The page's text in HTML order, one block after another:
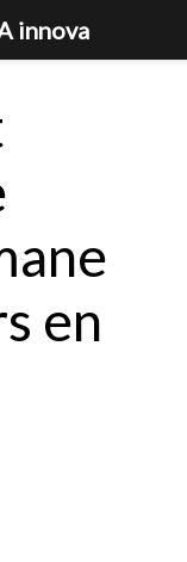
en
innova